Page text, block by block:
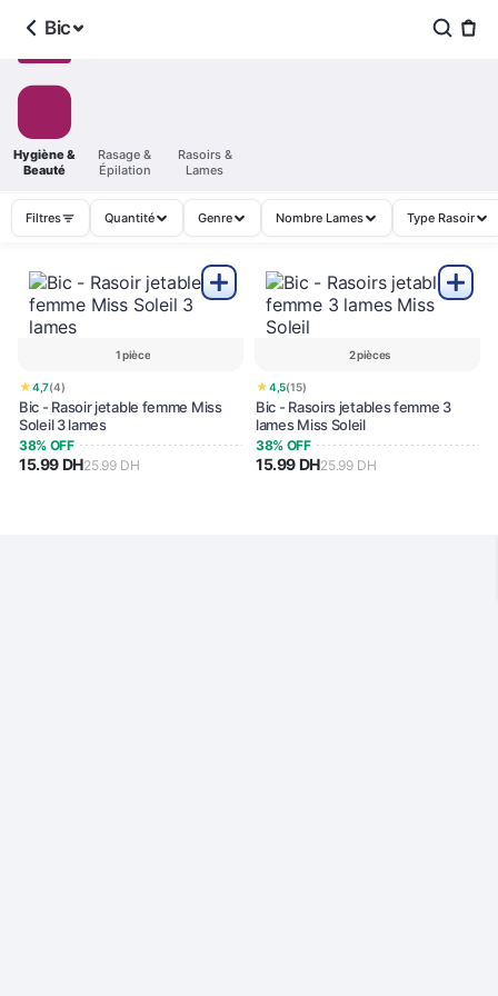
Bic
Hygiène &
Beauté
Rasage &
Épilation
Rasoirs &
Lames
Filtres Quantité Genre Nombre Lames Type Rasoir
1 pièce
★4,7(4)
Bic - Rasoir jetable femme Miss
Soleil 3 lames
38% OFF
15.99 DH25.99 DH
2 pièces
★4,5(15)
Bic - Rasoirs jetables femme 3
lames Miss Soleil
38% OFF
15.99 DH25.99 DH